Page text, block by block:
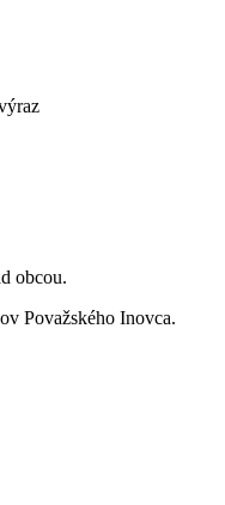
obcou.
Považského Inovca.